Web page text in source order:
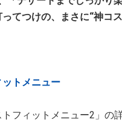
てつけの、まさに“神コ
トメニュー
フィットメニュー2」の